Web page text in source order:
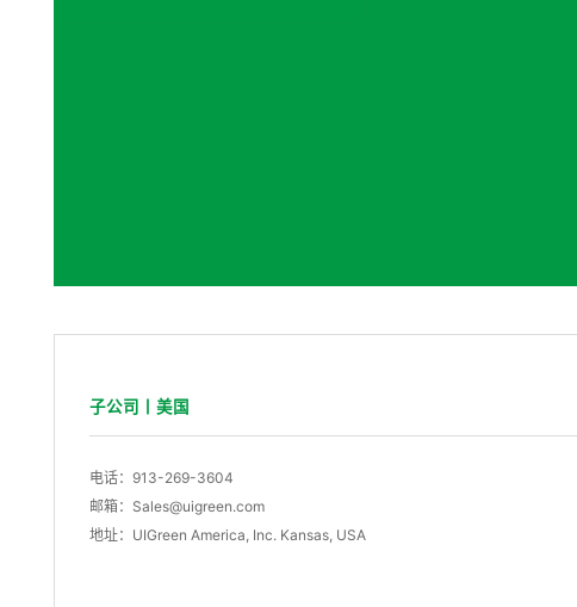
子公司丨美国
电话：913-269-3604
邮箱：Sales@uigreen.com
地址：UIGreen America, Inc. Kansas, USA